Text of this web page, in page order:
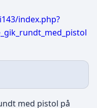
index.php?
med pistol på